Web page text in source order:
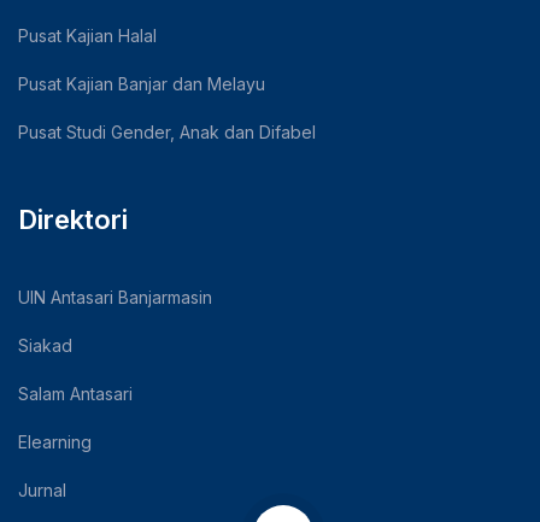
Pusat Kajian Halal
Pusat Kajian Banjar dan Melayu
Pusat Studi Gender, Anak dan Difabel
Direktori
UIN Antasari Banjarmasin
Siakad
Salam Antasari
Elearning
Jurnal